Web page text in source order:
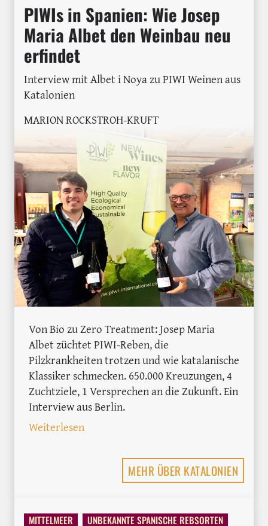
PIWIs in Spanien: Wie Josep
Maria Albet den Weinbau neu
erfindet
Interview mit Albet i Noya zu PIWI Weinen aus
Katalonien
MARION ROCKSTROH-KRUFT
Von Bio zu Zero Treatment: Josep Maria
Albet züchtet PIWI-Reben, die
Pilzkrankheiten trotzen und wie katalanische
Klassiker schmecken. 650.000 Kreuzungen, 4
Zuchtziele, 1 Versprechen an die Zukunft. Ein
Interview aus Berlin.
Weiterlesen
MEHR ÜBER KATALONIEN
MITTELMEER
UNBEKANNTE SPANISCHE REBSORTEN